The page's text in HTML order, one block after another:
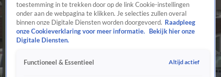
toestemming in te trekken door op de link Cookie-instellingen
onder aan de webpagina te klikken. Je selecties zullen overal
binnen onze Digitale Diensten worden doorgevoerd. Raadpleeg
onze Cookieverklaring voor meer informatie.
Bekijk hier onze
Digitale Diensten.
Functioneel & Essentieel Altijd actief